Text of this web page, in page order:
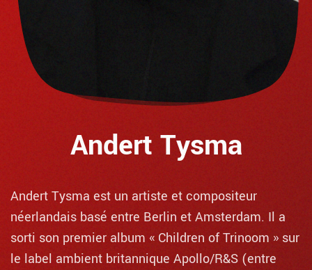
Andert Tysma
Andert Tysma est un artiste et compositeur
néerlandais basé entre Berlin et Amsterdam. Il a
sorti son premier album « Children of Trinoom » sur
le label ambient britannique Apollo/R&S (entre